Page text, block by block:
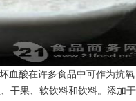
血酸在许多食品中可作为抗氧
干果、软饮料和饮料。添加于